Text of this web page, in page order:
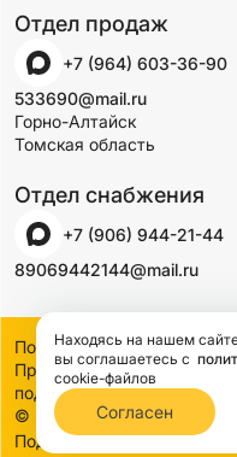
Отдел продаж
+7 (964) 603-36-90
533690@mail.ru
Горно-Алтайск
Томская область
Отдел снабжения
+7 (906) 944-21-44
89069442144@mail.ru
Политика
Предложения на сайте не
подробности узнавайте по
© 2000-2026 SSDCO.
Поддержка сайтаBTB
Находясь на нашем
вы соглашаетесь с
cookie-файлов
Согласен